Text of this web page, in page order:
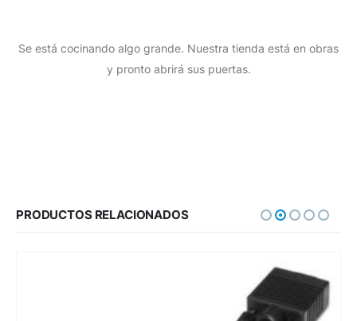
Se está cocinando algo grande. Nuestra tienda está en obras
y pronto abrirá sus puertas.
PRODUCTOS RELACIONADOS